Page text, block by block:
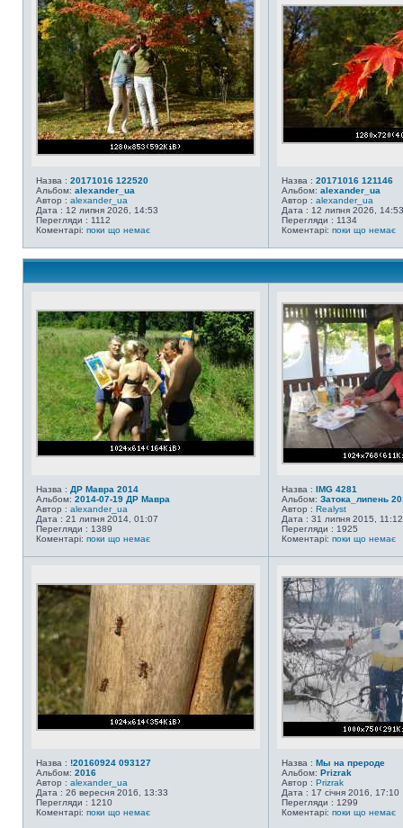
Назва : 20171016 122520
Альбом: alexander_ua
Автор : alexander_ua
Дата : 12 липня 2026, 14:53
Перегляди : 1112
Коментарі: поки що немає
Назва : 20171016 121146
Альбом: alexander_ua
Автор : alexander_ua
Дата : 12 липня 2026, 14:53
Перегляди : 1134
Коментарі: поки що немає
Назва : ДР Мавра 2014
Альбом: 2014-07-19 ДР Мавра
Автор : alexander_ua
Дата : 21 липня 2014, 01:07
Перегляди : 1389
Коментарі: поки що немає
Назва : IMG 4281
Альбом: Затока_липень
Автор : Realyst
Дата : 31 липня 2015, 11:12
Перегляди : 1925
Коментарі: поки що немає
Назва : !20160924 093127
Альбом: 2016
Автор : alexander_ua
Дата : 26 вересня 2016, 13:33
Перегляди : 1210
Коментарі: поки що немає
Назва : Мы на прероде
Альбом: Prizrak
Автор : Prizrak
Дата : 17 січня 2016, 17:10
Перегляди : 1299
Коментарі: поки що немає